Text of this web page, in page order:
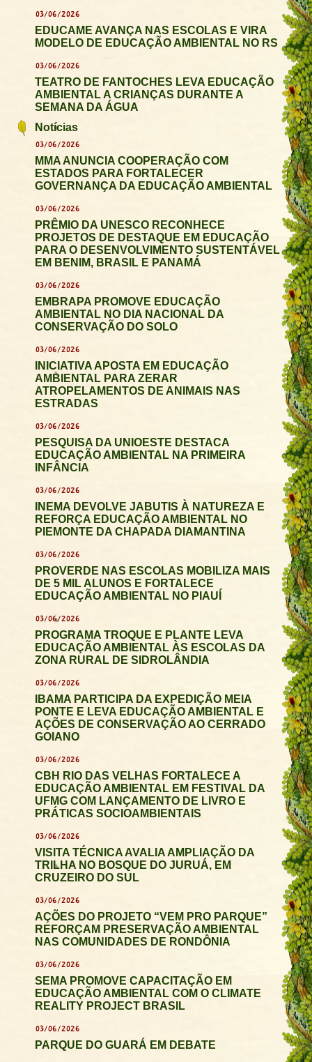
03/06/2026
EDUCAME AVANÇA NAS ESCOLAS E VIRA
MODELO DE EDUCAÇÃO AMBIENTAL NO RS
03/06/2026
TEATRO DE FANTOCHES LEVA EDUCAÇÃO
AMBIENTAL A CRIANÇAS DURANTE A
SEMANA DA ÁGUA
Notícias
03/06/2026
MMA ANUNCIA COOPERAÇÃO COM
ESTADOS PARA FORTALECER
GOVERNANÇA DA EDUCAÇÃO AMBIENTAL
03/06/2026
PRÊMIO DA UNESCO RECONHECE
PROJETOS DE DESTAQUE EM EDUCAÇÃO
PARA O DESENVOLVIMENTO SUSTENTÁVEL
EM BENIM, BRASIL E PANAMÁ
03/06/2026
EMBRAPA PROMOVE EDUCAÇÃO
AMBIENTAL NO DIA NACIONAL DA
CONSERVAÇÃO DO SOLO
03/06/2026
INICIATIVA APOSTA EM EDUCAÇÃO
AMBIENTAL PARA ZERAR
ATROPELAMENTOS DE ANIMAIS NAS
ESTRADAS
03/06/2026
PESQUISA DA UNIOESTE DESTACA
EDUCAÇÃO AMBIENTAL NA PRIMEIRA
INFÂNCIA
03/06/2026
INEMA DEVOLVE JABUTIS À NATUREZA E
REFORÇA EDUCAÇÃO AMBIENTAL NO
PIEMONTE DA CHAPADA DIAMANTINA
03/06/2026
PROVERDE NAS ESCOLAS MOBILIZA MAIS
DE 5 MIL ALUNOS E FORTALECE
EDUCAÇÃO AMBIENTAL NO PIAUÍ
03/06/2026
PROGRAMA TROQUE E PLANTE LEVA
EDUCAÇÃO AMBIENTAL ÀS ESCOLAS DA
ZONA RURAL DE SIDROLÂNDIA
03/06/2026
IBAMA PARTICIPA DA EXPEDIÇÃO MEIA
PONTE E LEVA EDUCAÇÃO AMBIENTAL E
AÇÕES DE CONSERVAÇÃO AO CERRADO
GOIANO
03/06/2026
CBH RIO DAS VELHAS FORTALECE A
EDUCAÇÃO AMBIENTAL EM FESTIVAL DA
UFMG COM LANÇAMENTO DE LIVRO E
PRÁTICAS SOCIOAMBIENTAIS
03/06/2026
VISITA TÉCNICA AVALIA AMPLIAÇÃO DA
TRILHA NO BOSQUE DO JURUÁ, EM
CRUZEIRO DO SUL
03/06/2026
AÇÕES DO PROJETO “VEM PRO PARQUE”
REFORÇAM PRESERVAÇÃO AMBIENTAL
NAS COMUNIDADES DE RONDÔNIA
03/06/2026
SEMA PROMOVE CAPACITAÇÃO EM
EDUCAÇÃO AMBIENTAL COM O CLIMATE
REALITY PROJECT BRASIL
03/06/2026
PARQUE DO GUARÁ EM DEBATE